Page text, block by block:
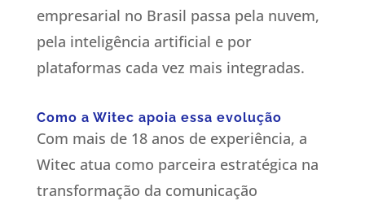
empresarial no Brasil passa pela nuvem,
pela inteligência artificial e por
plataformas cada vez mais integradas.
Como a Witec apoia essa evolução
Com mais de 18 anos de experiência, a
Witec atua como parceira estratégica na
transformação da comunicação